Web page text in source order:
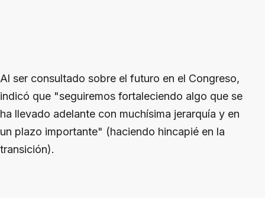
Al ser consultado sobre el futuro en el Congreso,
indicó que "seguiremos fortaleciendo algo que se
ha llevado adelante con muchísima jerarquía y en
un plazo importante" (haciendo hincapié en la
transición).